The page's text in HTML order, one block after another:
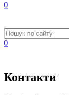
0
0
Контакти